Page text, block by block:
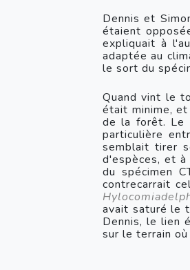
Dennis et
étaient
expliquait à
adaptée au
le sort du
Quand vint le
était minime,
de la forêt. Le
particulière
semblait tirer
d'espèces, et
du spécimen
H
avait saturé le
Dennis, le lien
sur le terrain